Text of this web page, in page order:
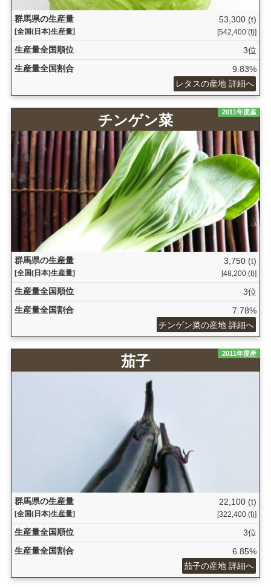
群馬県の生産量
[全国(日本)生産量]
53,300 (t)
[542,400 (t)]
生産量全国順位
3位
生産量全国割合
9.83%
レタスの産地 詳細へ
2011年度産
チンゲン菜
群馬県の生産量
[全国(日本)生産量]
3,750 (t)
[48,200 (t)]
生産量全国順位
3位
生産量全国割合
7.78%
チンゲン菜の産地 詳細へ
2011年度産
茄子
群馬県の生産量
[全国(日本)生産量]
22,100 (t)
[322,400 (t)]
生産量全国順位
3位
生産量全国割合
6.85%
茄子の産地 詳細へ